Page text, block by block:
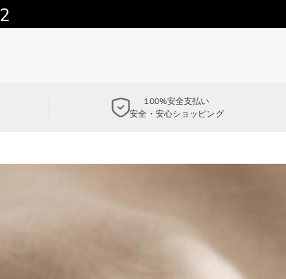
100%安全支払い
安全・安心ショッピング